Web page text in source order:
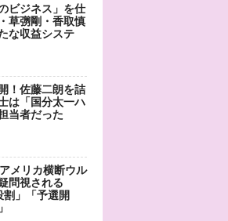
ビジネス」を仕
草彅剛・香取慎
な収益システ
！佐藤二朗を詰
は「国分太一ハ
当者だった
メリカ横断ウル
問視される
割」「予選開